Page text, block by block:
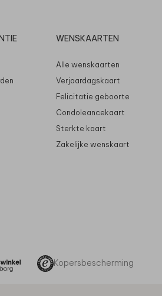
WENSKAARTEN
Alle wenskaarten
Verjaardagskaart
Felicitatie geboorte
Condoleancekaart
Sterkte kaart
Zakelijke wenskaart
Kopersbescherming